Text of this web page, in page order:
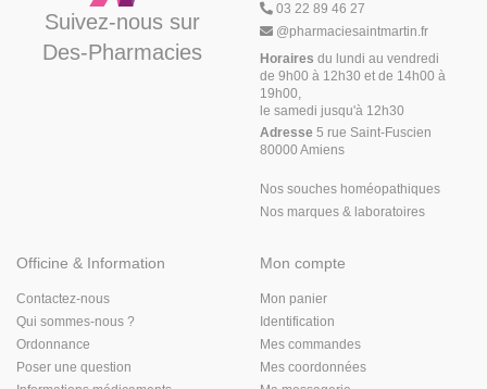
Suivez-nous sur
Des-Pharmacies
03 22 89 46 27
@pharmaciesaintmartin.fr
Horaires du lundi au vendredi
de 9h00 à 12h30 et de 14h00 à
19h00,
le samedi jusqu'à 12h30
Adresse 5 rue Saint-Fuscien
80000 Amiens
Nos souches homéopathiques
Nos marques & laboratoires
Officine & Information
Contactez-nous
Qui sommes-nous ?
Ordonnance
Poser une question
Mon compte
Mon panier
Identification
Mes commandes
Mes coordonnées